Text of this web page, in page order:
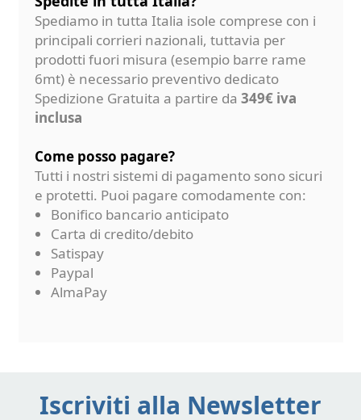
Spediamo in tutta Italia isole comprese con i
principali corrieri nazionali, tuttavia per
prodotti fuori misura (esempio barre rame
6mt) è necessario preventivo dedicato
Spedizione Gratuita a partire da 349€ iva
inclusa
Come posso pagare?
Tutti i nostri sistemi di pagamento sono sicuri
e protetti. Puoi pagare comodamente con:
Bonifico bancario anticipato
Carta di credito/debito
Satispay
Paypal
AlmaPay
Iscriviti alla Newsletter